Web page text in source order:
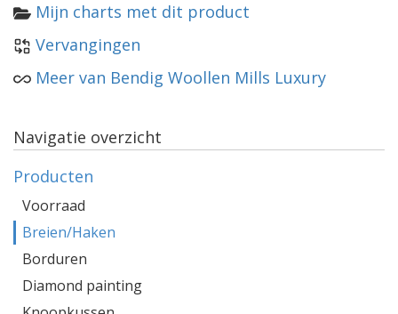
Mijn charts met dit product
Vervangingen
Meer van Bendig Woollen Mills Luxury
Navigatie overzicht
Producten
Voorraad
Breien/Haken
Borduren
Diamond painting